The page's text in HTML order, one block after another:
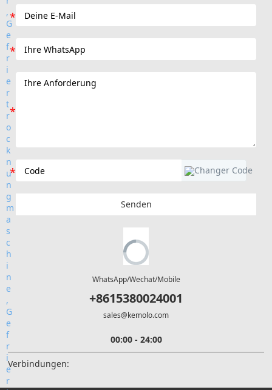
Senden
WhatsApp/Wechat/Mobile
+8615380024001
sales@kemolo.com
00:00 - 24:00
Verbindungen: